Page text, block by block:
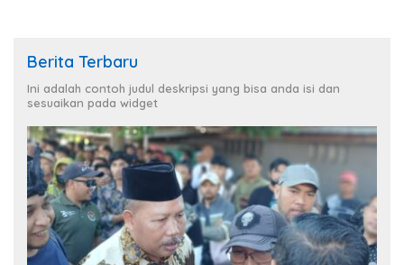
Berita Terbaru
Ini adalah contoh judul deskripsi yang bisa anda isi dan
sesuaikan pada widget